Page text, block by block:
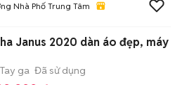
Nhà Phố Trung Tâm
Janus 2020 dàn áo đẹp, máy
Tay ga Đã sử dụng